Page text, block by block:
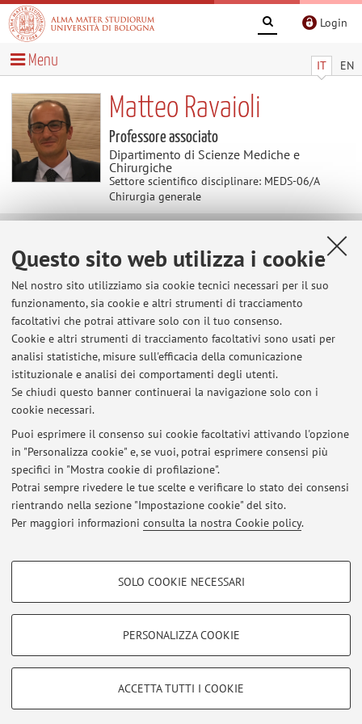
Questo sito web utilizza i cookie
Nel nostro sito utilizziamo sia cookie tecnici necessari per il suo
funzionamento, sia cookie e altri strumenti di tracciamento
facoltativi che potrai attivare solo con il tuo consenso.
Cookie e altri strumenti di tracciamento facoltativi sono usati per
analisi statistiche, misure sull'efficacia della comunicazione
istituzionale e analisi dei comportamenti degli utenti.
Se chiudi questo banner continuerai la navigazione solo con i
cookie necessari.
Puoi esprimere il consenso sui cookie facoltativi attivando l'opzione
in "Personalizza cookie" e, se vuoi, potrai esprimere consensi più
specifici in "Mostra cookie di profilazione".
Potrai sempre rivedere le tue scelte e verificare lo stato dei consensi
rientrando nella sezione "Impostazione cookie" del sito.
Per maggiori informazioni consulta la nostra Cookie policy.
COOKIE DI PROFILAZIONE - FACOLTATIVI
COOKIE TECNICI - NECESSARI
Si tratta di cookie tecnici utilizzati, a titolo esemplificativo, per il corretto
SOLO COOKIE NECESSARI
PERSONALIZZA COOKIE
ACCETTA TUTTI I COOKIE
Login
IT EN
Menu
Matteo Ravaioli
Professore associato
Dipartimento di Scienze Mediche e
Chirurgiche
Settore scientifico disciplinare: MEDS-06/A
Chirurgia generale
Contenuti utili
Trapianto eterotopico di fegato
Prenotazione visite
Tumori Trapianti Second Opinion
Ultimi avvisi
Al momento non sono presenti avvisi.
Area riservata
Accedi tramiteloginper gestire tutti i contenuti del sito.
Zamboni, 33 - 40126 Bologna - Partita IVA: 01131710376